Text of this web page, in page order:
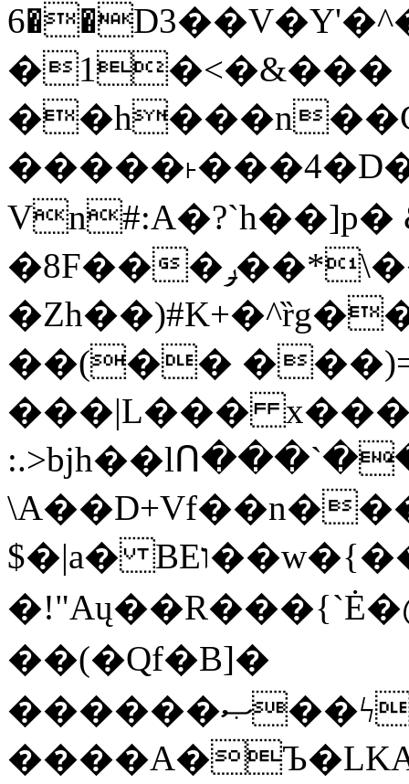
�1�<�&���
Vn#:A�?`h��]p�
�8F���ݛ��*\��U��S
��(��
���|L���
$�|a� BEו��w�{���;���q�X��d%�������W� hU�(�1�Ū}9�S�F<��i�L3�;�
��(�Qf�B]�
������ޞ��ϟak��r��_39$�8�p���7�2�yIZ�R��x��/